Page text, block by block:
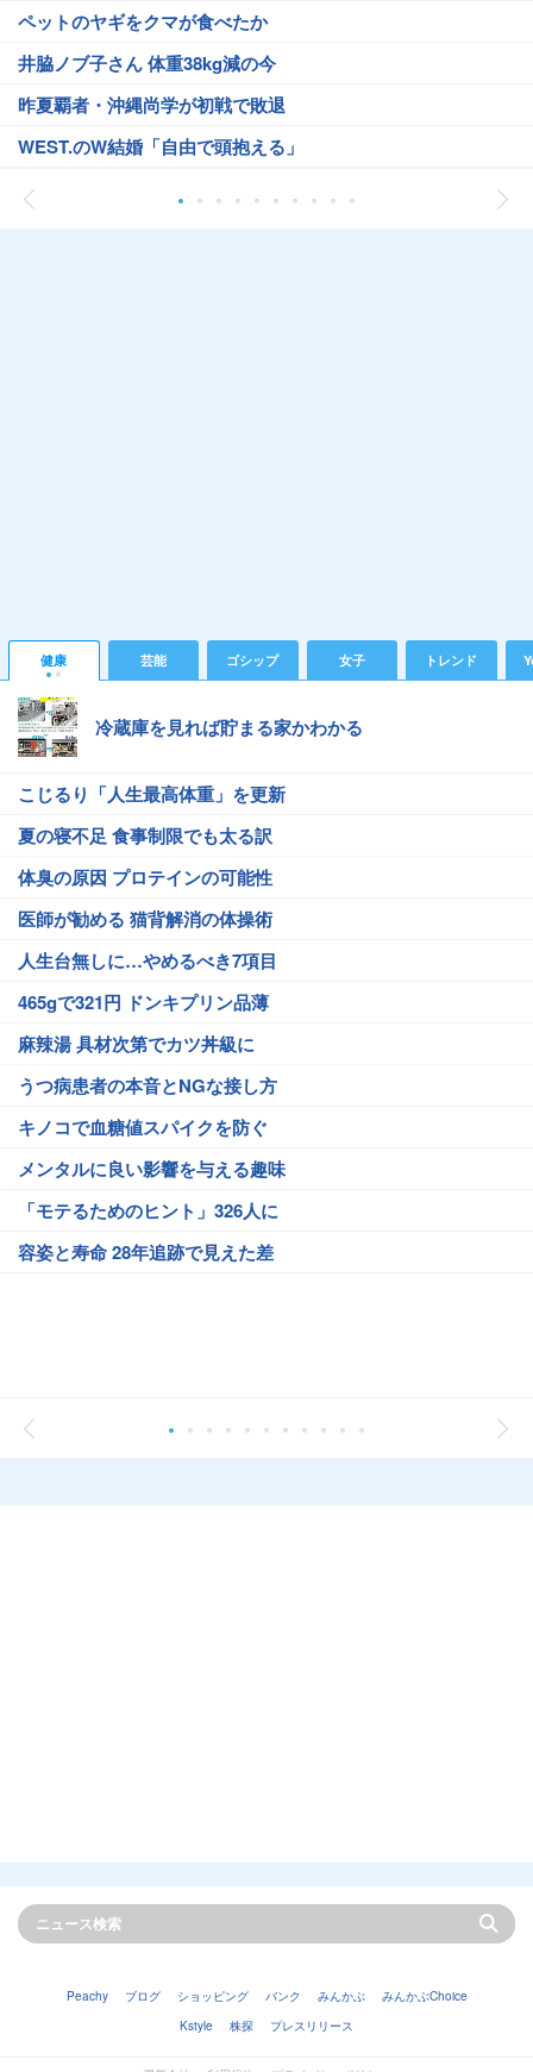
ペットのヤギをクマが食べたか
井脇ノブ子さん 体重38kg減の今
昨夏覇者・沖縄尚学が初戦で敗退
WEST.のW結婚「自由で頭抱える」
健康 芸能 ゴシップ 女子 トレンド
冷蔵庫を見れば貯まる家かわかる
こじるり「人生最高体重」を更新
夏の寝不足 食事制限でも太る訳
体臭の原因 プロテインの可能性
医師が勧める 猫背解消の体操術
人生台無しに…やめるべき7項目
465gで321円 ドンキプリン品薄
麻辣湯 具材次第でカツ丼級に
うつ病患者の本音とNGな接し方
キノコで血糖値スパイクを防ぐ
メンタルに良い影響を与える趣味
「モテるためのヒント」326人に
容姿と寿命 28年追跡で見えた差
Peachy ブログ ショッピング バンク みんかぶ
みんかぶChoice
Kstyle
株探 プレスリリース